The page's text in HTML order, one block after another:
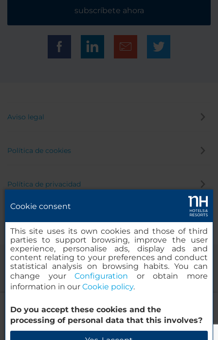
NH Leipzig Zentrum
subscríbete ahora
Aviso legal
Política de cookies
Política de privacidad
© 2000-2026 MINOR HOTELS EUROPE & AMERICAS Santa Engracia,
120. 28003 Madrid, España
Cookie consent
This site uses its own cookies and those of third
parties to support browsing, improve the user
experience, personalise ads, display ads and
content relating to your preferences and conduct
statistical analysis on browsing habits. You can
change yourConfiguration or obtain more
information in our Cookie policy.
Do you accept these cookies and the
processing of personal data that this involves?